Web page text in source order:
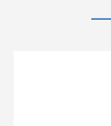
—